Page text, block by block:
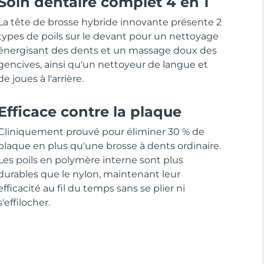
tête de brosse hybride innovante présente 2
de poils sur le devant pour un nettoyage
des dents et un massage doux des
ainsi qu'un nettoyeur de langue et
joues à l'arrière.
contre la plaque
prouvé pour éliminer 30 % de
en plus qu'une brosse à dents ordinaire.
poils en polymère interne sont plus
que le nylon, maintenant leur
au fil du temps sans se plier ni